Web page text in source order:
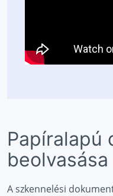
Papíralapú
beolvasása
A szkennelési